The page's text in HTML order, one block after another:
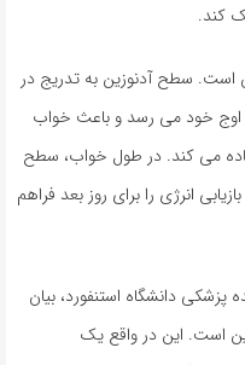
کند.
است. سطح آدنوزین به تدریج در
اوج خود می رسد و باعث خواب
می کند. در طول خواب، سطح
انرژی را برای روز بعد فراهم
دانشگاه استنفورد، بیان
است. این در واقع یک